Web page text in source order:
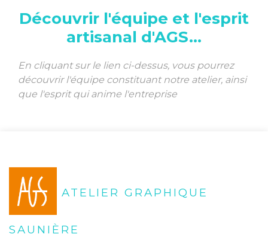
Découvrir l'équipe et l'esprit
artisanal d'AGS...
En cliquant sur le lien ci-dessus, vous pourrez
découvrir l'équipe constituant notre atelier, ainsi
que l'esprit qui anime l'entreprise
ATELIER GRAPHIQUE
SAUNIÈRE